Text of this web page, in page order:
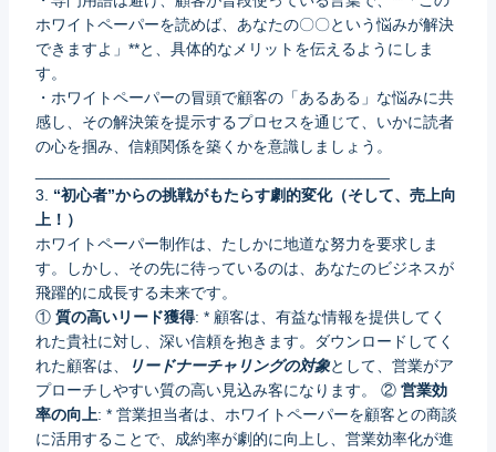
ホワイトペーパーを読めば、あなたの〇〇という悩みが解決
できますよ」**と、具体的なメリットを伝えるようにしま
す。
・ホワイトペーパーの冒頭で顧客の「あるある」な悩みに共
感し、その解決策を提示するプロセスを通じて、いかに読者
の心を掴み、信頼関係を築くかを意識しましょう。
3. “初心者”からの挑戦がもたらす劇的変化（そして、売上向
上！）
ホワイトペーパー制作は、たしかに地道な努力を要求しま
す。しかし、その先に待っているのは、あなたのビジネスが
飛躍的に成長する未来です。
① 質の高いリード獲得: * 顧客は、有益な情報を提供してく
れた貴社に対し、深い信頼を抱きます。ダウンロードしてく
れた顧客は、
リードナーチャリングの対象として、営業がア
プローチしやすい質の高い見込み客になります。 ② 営業効
率の向上: * 営業担当者は、ホワイトペーパーを顧客との商談
に活用することで、成約率が劇的に向上し、営業効率化が進